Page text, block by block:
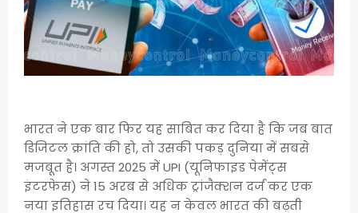
भारत ने एक बार फिर यह साबित कर दिया है कि जब बात
डिजिटल क्रांति की हो, तो उसकी पकड़ दुनिया में सबसे
मजबूत है। अगस्त 2025 में UPI (यूनिफाइड पेमेंट्स
इंटरफेस) ने 15 अरब से अधिक ट्रांजैक्शन दर्ज कर एक
नया इतिहास रच दिया। यह न केवल भारत की बढ़ती